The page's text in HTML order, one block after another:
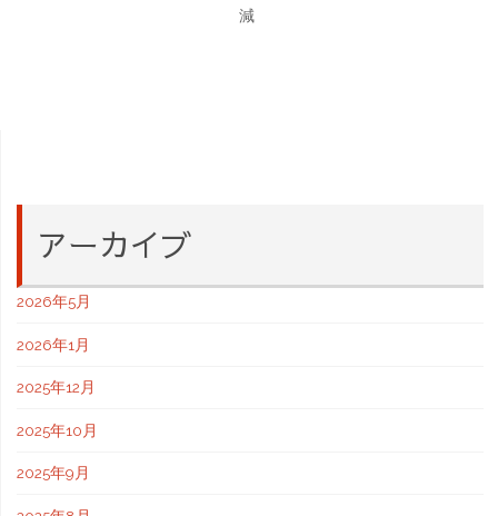
減
アーカイブ
2026年5月
2026年1月
2025年12月
2025年10月
2025年9月